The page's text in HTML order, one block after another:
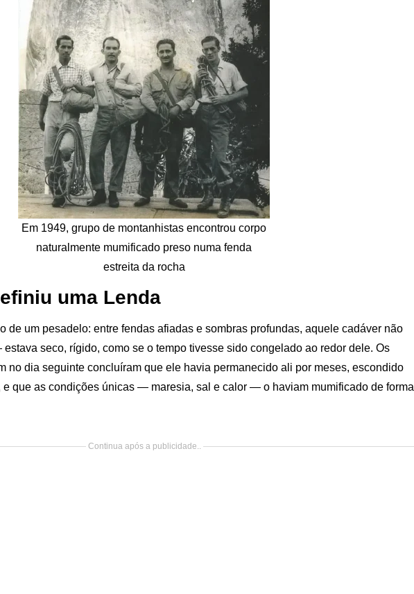
Em 1949, grupo de montanhistas encontrou corpo
naturalmente mumificado preso numa fenda
estreita da rocha
uma Lenda
de um pesadelo: entre fendas afiadas e sombras profundas, aquele cadáver não
seco, rígido, como se o tempo tivesse sido congelado ao redor dele. Os
no dia seguinte concluíram que ele havia permanecido ali por meses, escondido
e que as condições únicas — maresia, sal e calor — o haviam mumificado de forma
Continua após a publicidade..